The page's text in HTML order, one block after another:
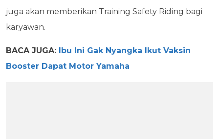
juga akan memberikan Training Safety Riding bagi
karyawan.
BACA JUGA: Ibu Ini Gak Nyangka Ikut Vaksin
Booster Dapat Motor Yamaha